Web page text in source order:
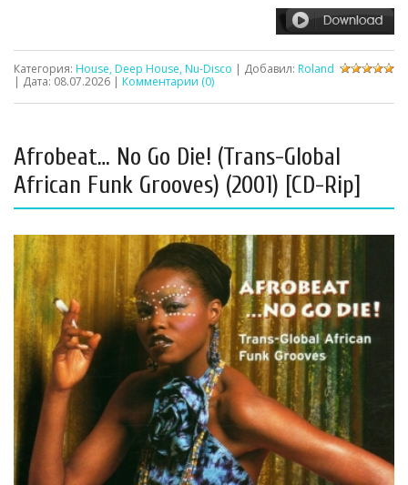
Категория: House, Deep House, Nu-Disco | Добавил: Roland
| Дата: 08.07.2026 | Комментарии (0)
Afrobeat… No Go Die! (Trans-Global
African Funk Grooves) (2001) [CD-Rip]